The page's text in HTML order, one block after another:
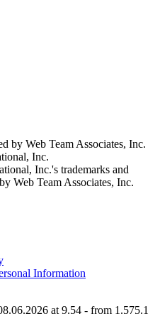
by Web Team Associates, Inc.
Inc.
Inc.'s trademarks and
Web Team Associates, Inc.
Information
at 9.54 - from 1.575.1